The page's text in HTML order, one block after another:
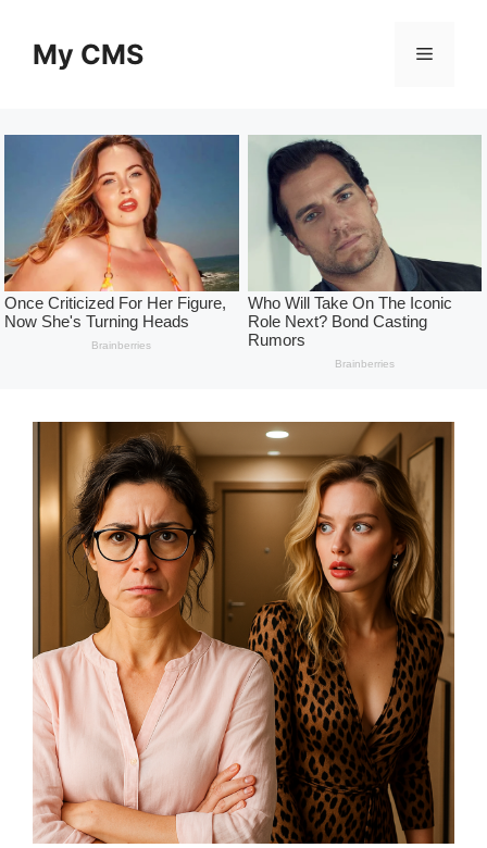
contentMy CMS Menu